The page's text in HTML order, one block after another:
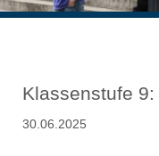
Klassenstufe
30.06.2025